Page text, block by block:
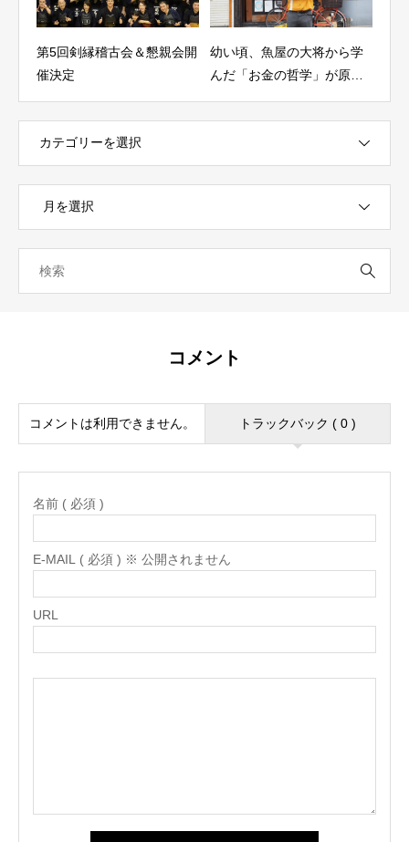
第5回剣縁稽古会＆懇親会開
催決定
幼い頃、魚屋の大将から学
んだ「お金の哲学」が原体
て、大阪で人気焼肉店を経
営（川原 清多 / 株式会社 熱
烈フードサービス代表取締
役）
コメント
コメントは利用できません。 トラックバック ( 0 )
名前 ( 必須 )
E-MAIL ( 必須 ) ※ 公開されません
URL